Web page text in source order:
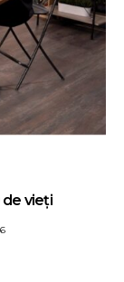
de vieți